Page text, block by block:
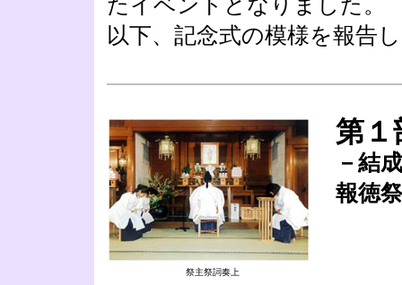
たイベントとなりました。
以下、記念式の模様を報告
祭主祭詞奏上
第
－結
報徳